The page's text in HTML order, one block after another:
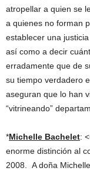
atropellar a quien se
a quienes no forman
establecer una
así como a decir
erradamente que de
su tiempo verdadero
aseguran que lo han
“vitrineando”
*Michelle Bachelet:
enorme distinción al
2008. A doña